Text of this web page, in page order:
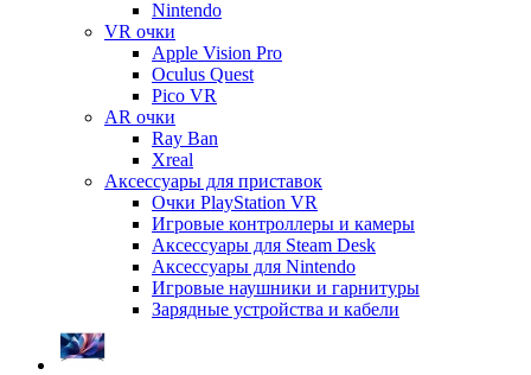
Nintendo
VR очки
Apple Vision Pro
Oculus Quest
Pico VR
AR очки
Ray Ban
Xreal
Аксессуары для приставок
Очки PlayStation VR
Игровые контроллеры и камеры
Аксессуары для Steam Desk
Аксессуары для Nintendo
Игровые наушники и гарнитуры
Зарядные устройства и кабели